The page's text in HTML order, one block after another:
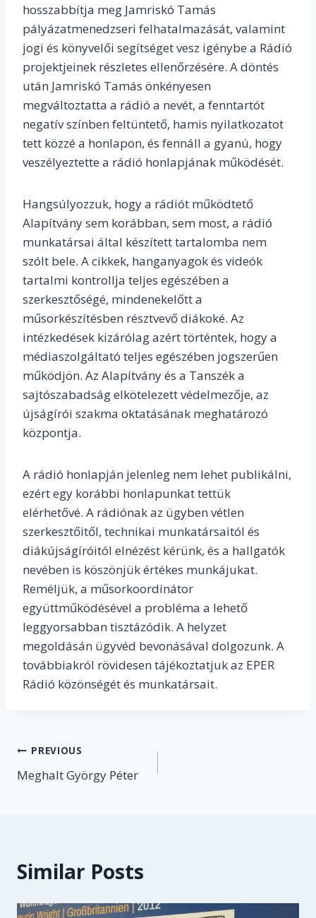
hosszabbítja meg Jamriskó Tamás
pályázatmenedzseri felhatalmazását, valamint
jogi és könyvelői segítséget vesz igénybe a Rádió
projektjeinek részletes ellenőrzésére. A döntés
után Jamriskó Tamás önkényesen
megváltoztatta a rádió a nevét, a fenntartót
negatív színben feltüntető, hamis nyilatkozatot
tett közzé a honlapon, és fennáll a gyanú, hogy
veszélyeztette a rádió honlapjának működését.
Hangsúlyozzuk, hogy a rádiót működtető
Alapítvány sem korábban, sem most, a rádió
munkatársai által készített tartalomba nem
szólt bele. A cikkek, hanganyagok és videók
tartalmi kontrollja teljes egészében a
szerkesztőségé, mindenekelőtt a
műsorkészítésben résztvevő diákoké. Az
intézkedések kizárólag azért történtek, hogy a
médiaszolgáltató teljes egészében jogszerűen
működjön. Az Alapítvány és a Tanszék a
sajtószabadság elkötelezett védelmezője, az
újságírói szakma oktatásának meghatározó
központja.
A rádió honlapján jelenleg nem lehet publikálni,
ezért egy korábbi honlapunkat tettük
elérhetővé. A rádiónak az ügyben vétlen
szerkesztőitől, technikai munkatársaitól és
diákújságíróitól elnézést kérünk, és a hallgatók
nevében is köszönjük értékes munkájukat.
Reméljük, a műsorkoordinátor
együttműködésével a probléma a lehető
leggyorsabban tisztázódik. A helyzet
megoldásán ügyvéd bevonásával dolgozunk. A
továbbiakról rövidesen tájékoztatjuk az EPER
Rádió közönségét és munkatársait.
Post
navigation
PREVIOUS
Meghalt György Péter
Similar Posts